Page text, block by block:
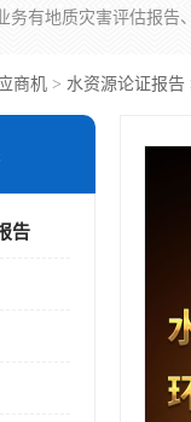
商机 > 水资源论证报告
告